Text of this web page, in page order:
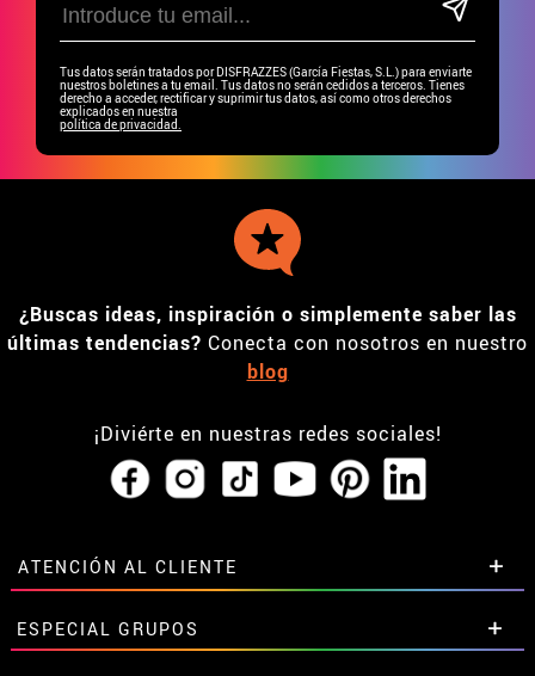
Tus datos serán tratados por DISFRAZZES (García Fiestas, S.L.) para enviarte
nuestros boletines a tu email. Tus datos no serán cedidos a terceros. Tienes
derecho a acceder, rectificar y suprimir tus datos, así como otros derechos
explicados en nuestra
política de privacidad.
¿Buscas ideas, inspiración o simplemente saber las
últimas tendencias? Conecta con nosotros en nuestro
blog
¡Diviérte en nuestras redes sociales!
ATENCIÓN AL CLIENTE
• Horario tienda IBI
•Descuento estudiantes
ESPECIAL GRUPOS